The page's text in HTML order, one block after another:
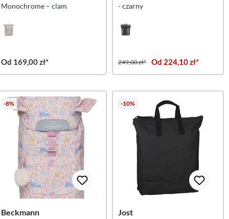
Monochrome – clam
Od 169,00 zł*
- czarny
249,00 zł* Od 224,10 zł*
-8%
Beckmann
-10%
Jost